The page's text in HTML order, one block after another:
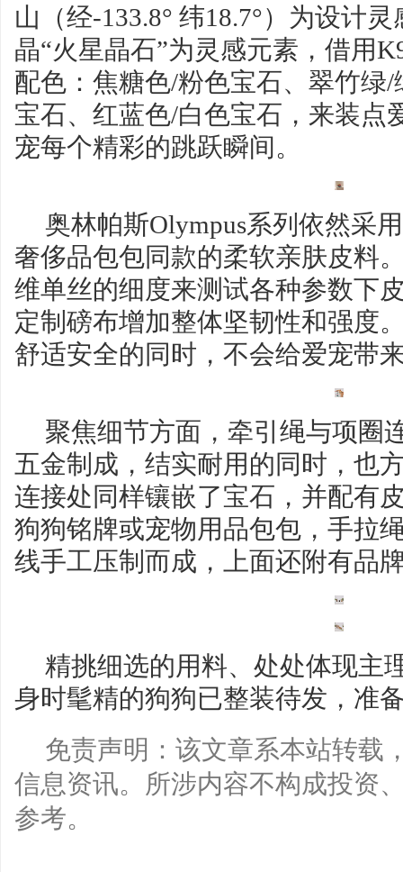
山（经-133.8° 纬18.7°）为设计
晶“火星晶石”为灵感元素，借用
配色：焦糖色/粉色宝石、翠竹绿
宝石、红蓝色/白色宝石，来装点
宠每个精彩的跳跃瞬间。
奥林帕斯Olympus系列依然采
奢侈品包包同款的柔软亲肤皮料
维单丝的细度来测试各种参数下
定制磅布增加整体坚韧性和强度
舒适安全的同时，不会给爱宠带
聚焦细节方面，牵引绳与项圈
五金制成，结实耐用的同时，也
连接处同样镶嵌了宝石，并配有
狗狗铭牌或宠物用品包包，手拉
线手工压制而成，上面还附有品
精挑细选的用料、处处体现主
身时髦精的狗狗已整装待发，准
免责声明：该文章系本站转载
信息资讯。所涉内容不构成投资
参考。